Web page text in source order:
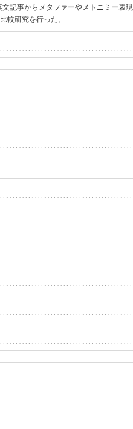
記事からメタファーやメトニミー表現
較研究を行った。